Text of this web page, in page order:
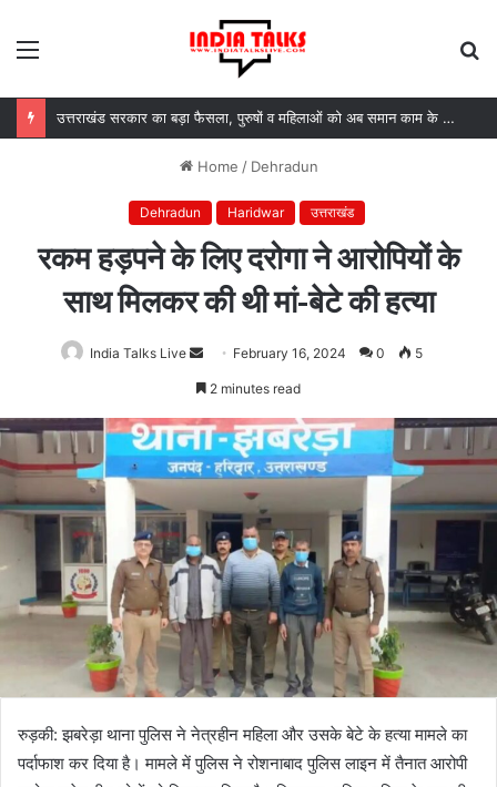
उत्तराखंड सरकार का बड़ा फैसला, पुरुषों व महिलाओं को अब समान काम के लिए समान वेतन
Home / Dehradun
Dehradun Haridwar उत्तराखंड
रकम हड़पने के लिए दरोगा ने आरोपियों के
साथ मिलकर की थी मां-बेटे की हत्या
India Talks Live
Send
an
February 16, 2024 0 5
2 minutes read
रुड़की: झबरेड़ा थाना पुलिस ने नेत्रहीन महिला और उसके बेटे के हत्या मामले का
पर्दाफाश कर दिया है। मामले में पुलिस ने रोशनाबाद पुलिस लाइन में तैनात आरोपी